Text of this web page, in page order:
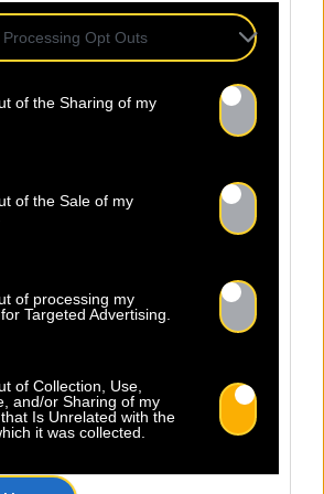
Opt Outs
of the Sharing of my
of the Sale of my
of processing my
Targeted Advertising.
of Collection, Use,
and/or Sharing of my
Is Unrelated with the
it was collected.
Women
en lumière Sopycal
son mélange unique
et de liberté. Elle
et poignants,
la résilience avec une